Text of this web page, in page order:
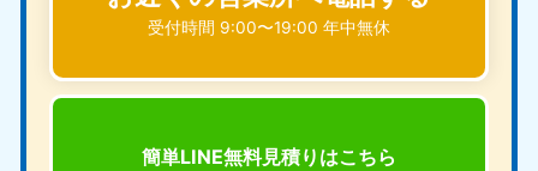
受付時間 9:00〜19:00 年中無休
簡単LINE無料見積りはこちら